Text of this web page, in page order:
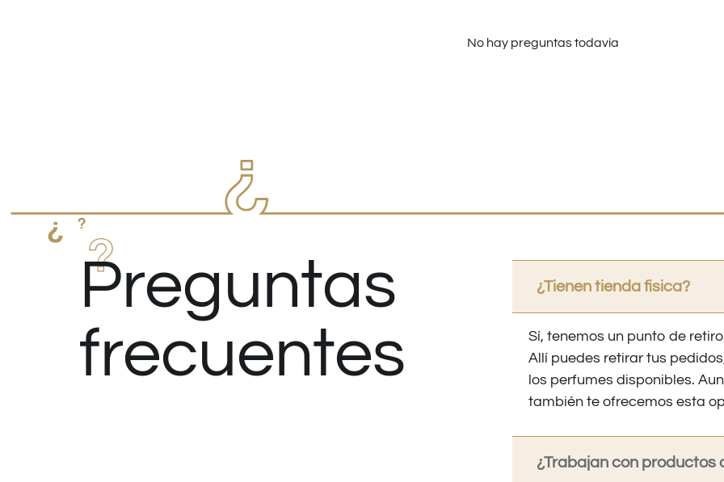
No hay preguntas todavía
Preguntas
frecuentes
¿Tienen tienda fisica?
Sí, tenemos un punto de
Allí puedes retirar tus
los perfumes disponibles.
también te ofrecemos esta
¿Trabajan con productos